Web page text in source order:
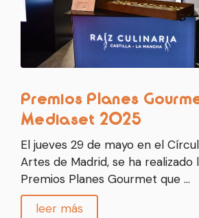
Premios Planes
Mediaset 2025
El jueves 29 de mayo en el
Artes de Madrid, se ha realizado
Premios Planes Gourmet que …
leer más